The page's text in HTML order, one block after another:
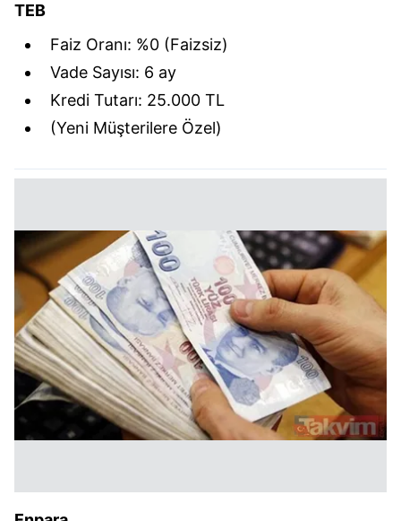
TEB
Faiz Oranı: %0 (Faizsiz)
Vade Sayısı: 6 ay
Kredi Tutarı: 25.000 TL
(Yeni Müşterilere Özel)